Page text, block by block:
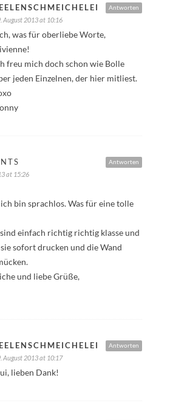
Antworten
August 2013 at 10:16
was für oberliebe Worte,
freu mich doch schon wie Bolle
jeden Einzelnen, der hier mitliest.
Antworten
at 15:26
bin sprachlos. Was für eine tolle
einfach richtig richtig klasse und
sofort drucken und die Wand
und liebe Grüße,
Antworten
August 2013 at 10:17
lieben Dank!